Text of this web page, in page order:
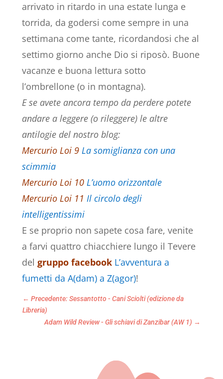
arrivato in ritardo in una estate lunga e
torrida, da godersi come sempre in una
settimana come tante, ricordandosi che al
settimo giorno anche Dio si riposò. Buone
vacanze e buona lettura sotto
l’ombrellone (o in montagna).
E se avete ancora tempo da perdere potete
andare a leggere (o rileggere) le altre
antilogie del nostro blog:
Mercurio Loi 9 La somiglianza con una
scimmia
Mercurio Loi 10 L’uomo orizzontale
Mercurio Loi 11 Il circolo degli
intelligentissimi
E se proprio non sapete cosa fare, venite
a farvi quattro chiacchiere lungo il Tevere
del gruppo facebook L’avventura a
fumetti da A(dam) a Z(agor)!
← Precedente: Sessantotto - Cani Sciolti (edizione da
Libreria)
Adam Wild Review - Gli schiavi di Zanzibar (AW 1) →